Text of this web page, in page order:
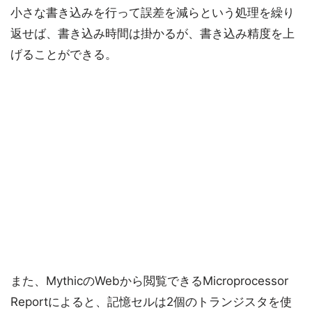
小さな書き込みを行って誤差を減らという処理を繰り
返せば、書き込み時間は掛かるが、書き込み精度を上
げることができる。
また、MythicのWebから閲覧できるMicroprocessor
Reportによると、記憶セルは2個のトランジスタを使